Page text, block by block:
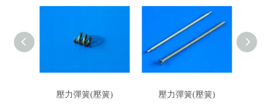
壓力彈簧(壓簧) 壓力彈簧(壓簧)